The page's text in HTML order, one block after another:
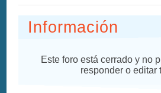
Información
Este foro está cerrado y no
responder o editar